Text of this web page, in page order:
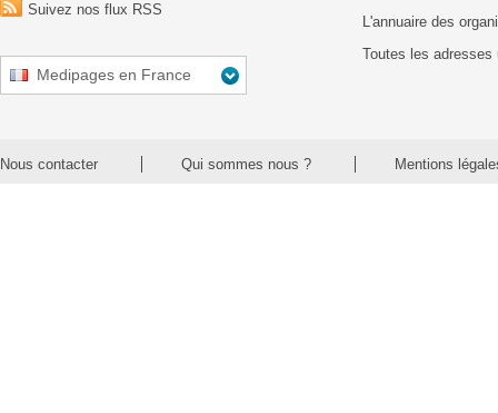
Suivez nos flux RSS
Medipages en France
L'annuaire des
Toutes les adresses
Nous contacter Qui sommes nous ? Mentions